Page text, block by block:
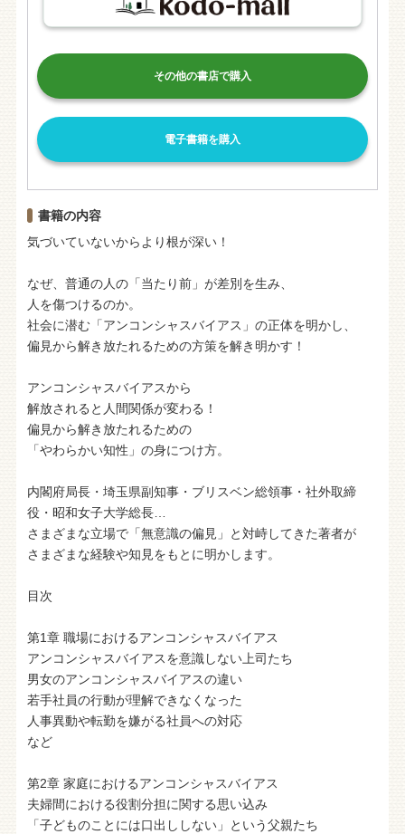
その他の書店で購入
電子書籍を購入
書籍の内容
気づいていないからより根が深い！
なぜ、普通の人の「当たり前」が差別を生み、
人を傷つけるのか。
社会に潜む「アンコンシャスバイアス」の正体を明かし、
偏見から解き放たれるための方策を解き明かす！
アンコンシャスバイアスから
解放されると人間関係が変わる！
偏見から解き放たれるための
「やわらかい知性」の身につけ方。
内閣府局長・埼玉県副知事・ブリスベン総領事・社外取締
役・昭和女子大学総長…
さまざまな立場で「無意識の偏見」と対峙してきた著者が
さまざまな経験や知見をもとに明かします。
目次
第1章 職場におけるアンコンシャスバイアス
アンコンシャスバイアスを意識しない上司たち
男女のアンコンシャスバイアスの違い
若手社員の行動が理解できなくなった
人事異動や転勤を嫌がる社員への対応
など
第2章 家庭におけるアンコンシャスバイアス
夫婦間における役割分担に関する思い込み
「子どものことには口出ししない」という父親たち